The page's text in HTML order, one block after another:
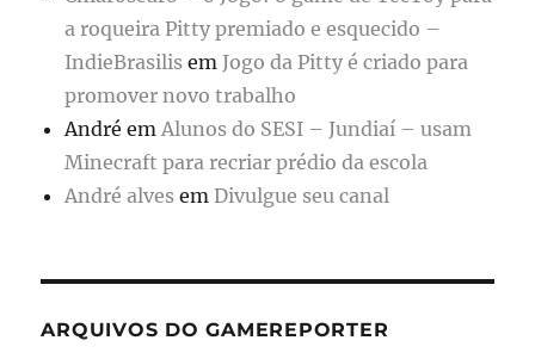
a roqueira Pitty premiado e esquecido –
IndieBrasilis em Jogo da Pitty é criado para
promover novo trabalho
André emAlunos do SESI – Jundiaí – usam
Minecraft para recriar prédio da escola
André alves emDivulgue seu canal
ARQUIVOS DO GAMEREPORTER